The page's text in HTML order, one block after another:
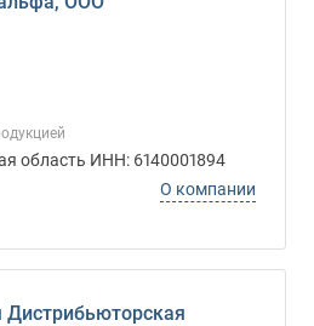
область ИНН: 6140001894
О компании